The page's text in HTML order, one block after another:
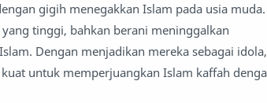
gigih menegakkan Islam pada usia muda.
tinggi, bahkan berani meninggalkan
Dengan menjadikan mereka sebagai idola,
untuk memperjuangkan Islam kaffah